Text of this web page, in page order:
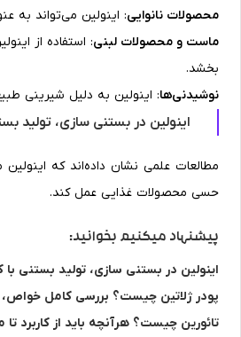
محصولات نانوایی: اینولین می‌تواند به
ماست و محصولات لبنی: استفاده از
بخشد.
نوشیدنی‌ها: اینولین به دلیل شیرینی
اینولین در بستنی سازی، تولید بستنی با
مطالعات علمی نشان داده‌اند که
حسی محصولات غذایی عمل کند.
پیشنهاد میکنیم بخوانید:
اینولین در بستنی سازی، تولید بستنی با کالری 0%درصد
پودر ژلاتین چیست؟ بررسی کامل خواص،
تائورین چیست؟ هرآنچه باید از کاربرد تا